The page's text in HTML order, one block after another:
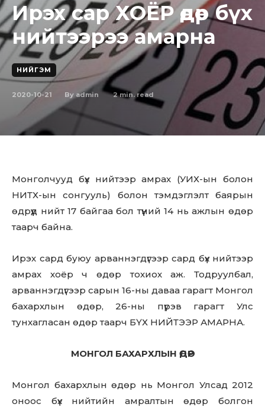
Ирэх сар ХОЁР өдөр бүх
нийтээрээ амарна
НИЙГЭМ
2020-10-21 By admin 2min. read
Mонголчууд бүх нийтээр амрах (УИХ-ын болон
НИТХ-ын сонгууль) болон тэмдэглэлт баярын
өдрүүд нийт 17 байгаа бол түүний 14 нь ажлын өдөр
таарч байна.
Ирэх сард буюу арваннэгдүгээр сард бүх нийтээр
амрах хоёр ч өдөр тохиох аж. Тодруулбал,
арваннэгдүгээр сарын 16-ны даваа гарагт Монгол
бахархлын өдөр, 26-ны пүрэв гарагт Улс
тунхагласан өдөр таарч БҮХ НИЙТЭЭР АМАРНА.
МОНГОЛ БАХАРХЛЫН ӨДӨР
Монгол бахархлын өдөр нь Монгол Улсад 2012
оноос бүх нийтийн амралтын өдөр болгон